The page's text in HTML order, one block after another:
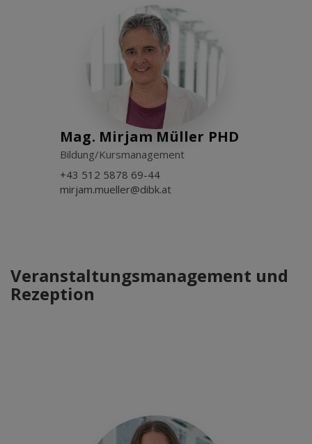
Mag. Mirjam Müller PHD
Bildung/Kursmanagement
+43 512 5878 69-44
mirjam.mueller@dibk.at
Veranstaltungsmanagement und
Rezeption